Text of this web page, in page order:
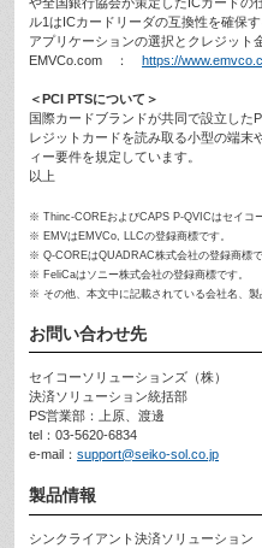
ル1はICカードリーダの互換性を確保
アプリケーションの選択とクレジット
EMVCo.com ： https://
＜PCI PTSについて＞
国際カードブランドが共同で設立した
レジットカードを読み取る小型の端末
ィー要件を規定しています。
以上
※ Thinc-COREおよびCAPS P-QVICはセイコ
※ EMVはEMVCo, LLCの登録商標です。
※ Q-COREはQUADRAC株式会社の登録商標で
※ FeliCaはソニー株式会社の登録商標です。
※ その他、本文中に記載されている会社名、製
お問い合わせ先
セイコーソリューションズ（株）
決済ソリューション統括部
PS営業部：上原、渡邊
tel：03-5620-6834
e-mail： support@seiko-sol.co.jp
製品情報
シンクライアント決済ソリューション